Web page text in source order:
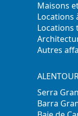
Maisons
Locations
Locations
Autres
Serra
Barra